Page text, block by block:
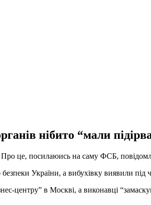
нібито “мали
це, посилаюись на саму ФСБ,
України, а вибухівку виявили під
центру” в Москві, а виконавці